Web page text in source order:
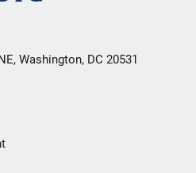
Washington, DC 20531